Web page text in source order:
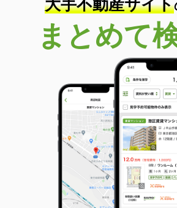
大手不動産サイト
まとめて